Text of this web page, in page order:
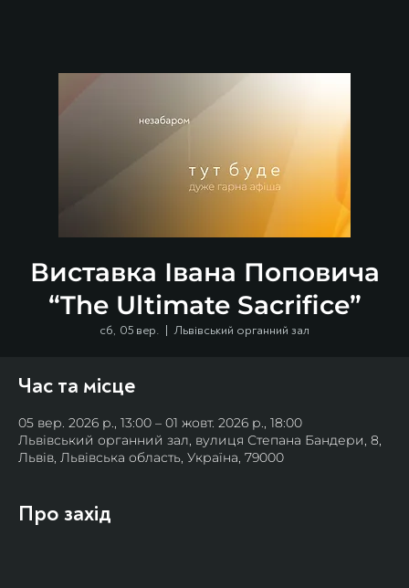
Виставка Івана Поповича
“The Ultimate Sacrifice”
сб, 05 вер.
  |
Львівський органний зал
Час та місце
05 вер. 2026 р., 13:00 – 01 жовт. 2026 р., 18:00
Львівський органний зал, вулиця Степана Бандери, 8,
Львів, Львівська область, Україна, 79000
Про захід